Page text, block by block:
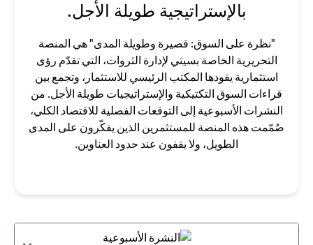
بالإستراتيجية طويلة الأجل.
"نظرة على السوق: قصيرة وطويلة المدى" هي المنصة
التحريرية الخاصة بسيتي لإدارة الثروات، التي تقدّم رؤى
استثمارية يقودها المكتب الرئيسي للاستثمار، وتجمع بين
قراءات السوق التكتيكية والإستراتيجيات طويلة الأجل. من
النشرات الأسبوعية إلى التوقعات الفصلية للاقتصاد الكلي،
صُمّمت هذه المنصة للمستثمرين الذين يفكّرون على المدى
الطويل، ولا يقفون عند حدود العناوين.